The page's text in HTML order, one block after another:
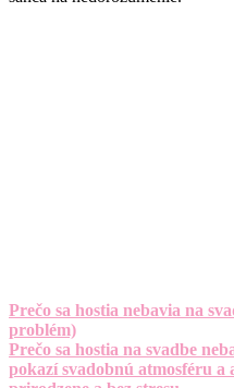
Prečo sa hostia nebavia na
problém)
Prečo sa hostia na svadbe
pokazí svadobnú atmosféru